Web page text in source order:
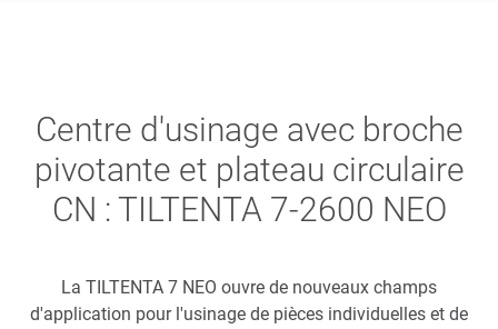
Centre d'usinage avec broche
pivotante et plateau circulaire
CN : TILTENTA 7-2600 NEO
La TILTENTA 7 NEO ouvre de nouveaux champs
d'application pour l'usinage de pièces individuelles et de